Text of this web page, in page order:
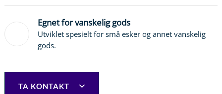
Egnet for vanskelig gods
Utviklet spesielt for små esker og annet vanskelig
gods.
TA KONTAKT